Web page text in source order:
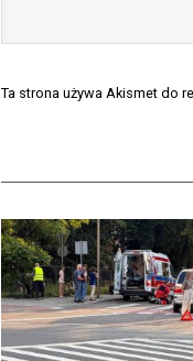
Ta strona używa Akismet do